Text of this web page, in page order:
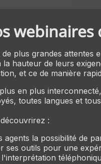
plus grandes attentes
hauteur de leurs
et ce de manière
en plus
toutes langues et
:
agents la possibilité de
ses outils pour une